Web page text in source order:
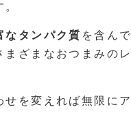
なタンパク質 を含ん
ざまなおつまみの
を変えれば無限に